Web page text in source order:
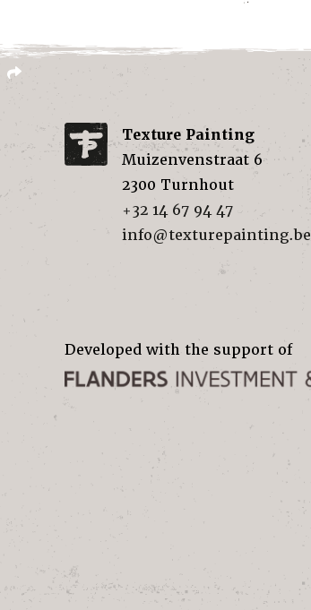
Texture Painting
Muizenvenstraat 6
2300 Turnhout
+32 14 67 94 47
info@texturepainting.be
Developed with the support of